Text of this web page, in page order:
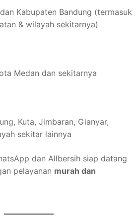
Kabupaten Bandung (termasuk
& wilayah sekitarnya)
Medan dan sekitarnya
Kuta, Jimbaran, Gianyar,
sekitar lainnya
dan Allbersih siap datang
pelayanan murah dan